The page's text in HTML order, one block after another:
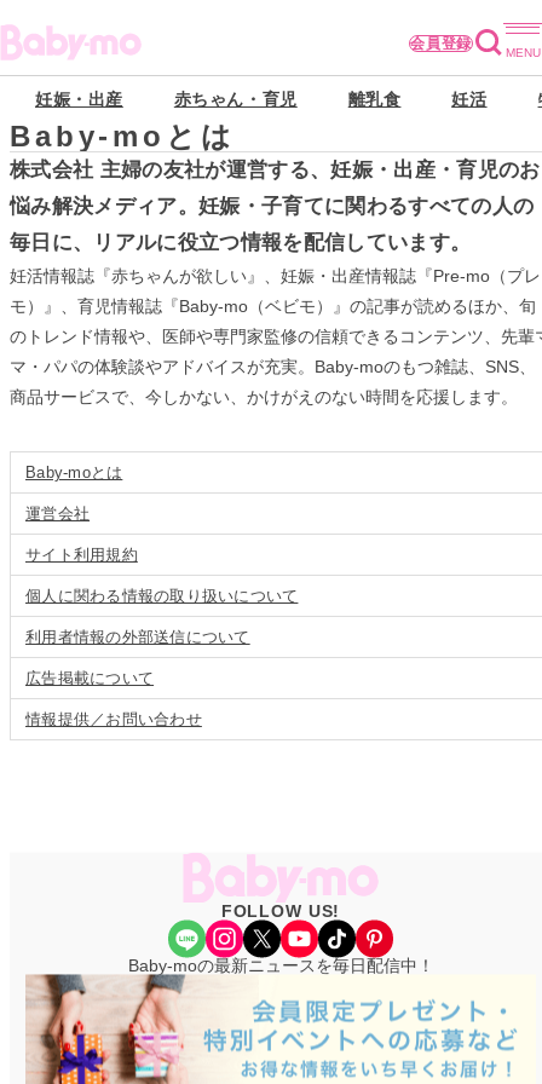
会員登録
妊娠・出産 赤ちゃん・育児 離乳食 妊活
Baby-moとは
株式会社 主婦の友社が運営する、妊娠・出産・育児のお
悩み解決メディア。妊娠・子育てに関わるすべての人の
毎日に、リアルに役立つ情報を配信しています。
妊活情報誌『赤ちゃんが欲しい』、妊娠・出産情報誌『Pre-mo（プレ
モ）』、育児情報誌『Baby-mo（ベビモ）』の記事が読めるほか、旬
のトレンド情報や、医師や専門家監修の信頼できるコンテンツ、先輩
マ・パパの体験談やアドバイスが充実。Baby-moのもつ雑誌、SNS、
商品サービスで、今しかない、かけがえのない時間を応援します。
Baby-moとは
運営会社
サイト利用規約
個人に関わる情報の取り扱いについて
利用者情報の外部送信について
広告掲載について
情報提供／お問い合わせ
FOLLOW US!
Share Icon Instagram X YouTube TikTok Pinterest
Baby-moの最新ニュースを毎日配信中！